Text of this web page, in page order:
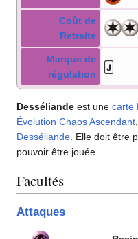
Coût de
Retraite
Marque de
régulation
Desséliande est une carte
Évolution Chaos Ascendant
Desséliande . Elle doit être
pouvoir être jouée.
Facultés
Attaques